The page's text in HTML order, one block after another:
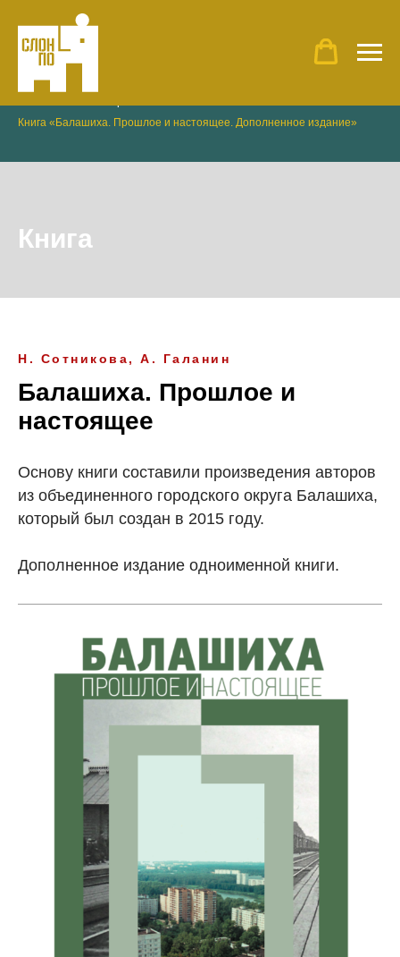
Книга «Балашиха. Прошлое и настоящее. Дополненное издание»
Книга
Н. Сотникова, А. Галанин
Балашиха. Прошлое и
настоящее
Основу книги составили произведения авторов
из объединенного городского округа Балашиха,
который был создан в 2015 году.
Дополненное издание одноименной книги.